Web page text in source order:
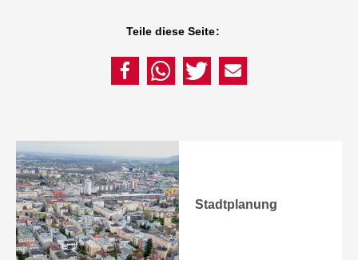
Teile diese Seite:
Stadtplanung